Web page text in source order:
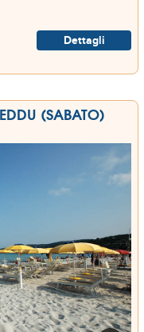
Dettagli
(SABATO)